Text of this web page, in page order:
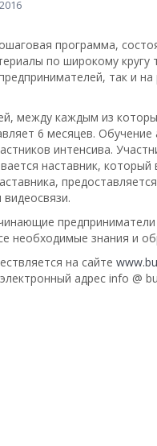
программа,
по широкому
так и
между каждым из
6 месяцев.
интенсива.
наставник,
необходимые знания и
на сайте
адрес info @